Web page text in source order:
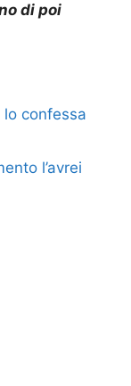
di poi
confessa
l’avrei